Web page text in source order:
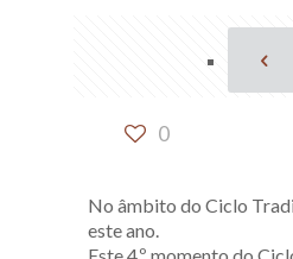
0
No âmbito do Ciclo
este ano.